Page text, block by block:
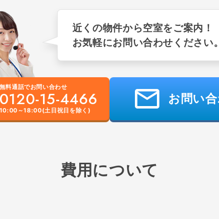
近くの物件から空室をご案内！
お気軽にお問い合わせください
料通話でお問い合わせ
15-4466
～18:00(土日祝日を除く)
お問い
費用について